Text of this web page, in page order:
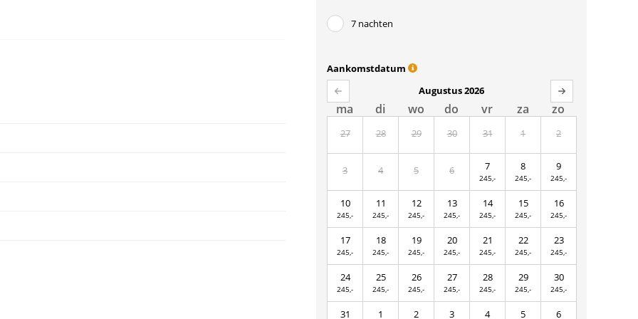
deegwaren.­
En wanneer u op 2 juli of 16 augustus in de buurt
7 nachten
Aankomstdatum
Augustus 2026
ma di wo do vr za zo
27 28 29 30 31 1 2
3 4 5 6 7
245,-
8
245,-
9
245,-
10
245,-
11
245,-
12
245,-
13
245,-
14
245,-
15
245,-
16
245,-
17
245,-
18
245,-
19
245,-
20
245,-
21
245,-
22
245,-
23
245,-
24
245,-
25
245,-
26
245,-
27
245,-
28
245,-
29
245,-
30
245,-
31 1 2 3 4 5 6